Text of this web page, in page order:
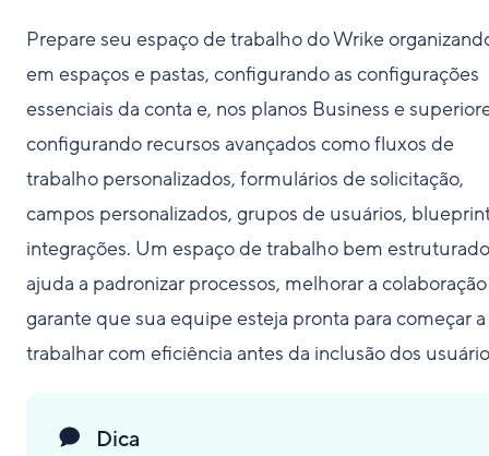
Prepare seu espaço de trabalho do Wrike
em espaços e pastas, configurando as configurações
essenciais da conta e, nos planos Business e
configurando recursos avançados como fluxos de
trabalho personalizados, formulários de solicitação,
campos personalizados, grupos de usuários,
integrações. Um espaço de trabalho bem estruturado
ajuda a padronizar processos, melhorar a
garante que sua equipe esteja pronta para começar a
trabalhar com eficiência antes da inclusão dos
Dica